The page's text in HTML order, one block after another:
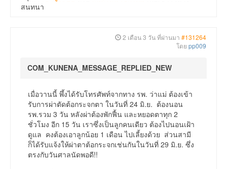
สนทนา
2 เดือน 3 วัน ที่ผ่านมา #131264
โดย pp009
COM_KUNENA_MESSAGE_REPLIED_NEW
เมื่อวานนี้ พึ้งได้รับโทรศัพท์จากทาง รพ. ว่าแม่ ต้องเข้า
รับการผ่าตัดต้อกระจกตา ในวันที่ 24 มิ.ย. ต้องนอน
รพ.รวม 3 วัน หลังผ่าต้องพักฟื้น และหยอดตาทุก 2
ชั่วโมง อีก 15 วัน เราซึ่งเป็นลูกคนเดียว ต้องไปนอนเฝ้า
ดูแล คงต้องเอาลูกน้อย 1 เดือน ไปเลี้ยงด้วย ส่วนสามี
ก็ได้รับแจ้งให้ผ่าตาต้อกระจกเช่นกันในวันที่ 29 มิ.ย. ซึ่ง
ตรงกับวันศาลนัดพอดี!!